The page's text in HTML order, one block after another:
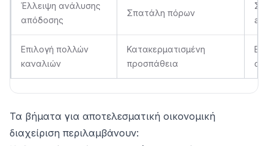
Έλλειψη ανάλυσης
απόδοσης
Σπατάλη πόρων
Επιλογή πολλών
καναλιών
Κατακερματισμένη
προσπάθεια
Τα βήματα για αποτελεσματική οικονομική
διαχείριση περιλαμβάνουν: